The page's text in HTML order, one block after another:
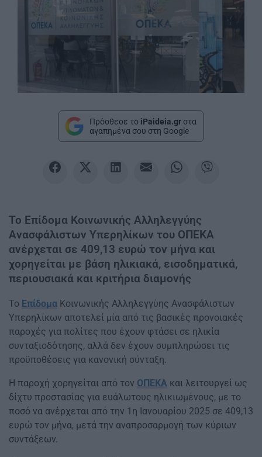
Πρόσθεσε το iPaideia.gr στα
αγαπημένα σου στη Google
Το Επίδομα Κοινωνικής Αλληλεγγύης
Ανασφάλιστων Υπερηλίκων του ΟΠΕΚΑ
ανέρχεται σε 409,13 ευρώ τον μήνα και
χορηγείται με βάση ηλικιακά, εισοδηματικά,
περιουσιακά και κριτήρια διαμονής
Το Επίδομα Κοινωνικής Αλληλεγγύης Ανασφάλιστων
Υπερηλίκων αποτελεί μία από τις βασικές προνοιακές
παροχές για πολίτες που έχουν φτάσει σε ηλικία
συνταξιοδότησης, αλλά δεν έχουν συμπληρώσει τις
προϋποθέσεις για κανονική σύνταξη.
Η παροχή χορηγείται από τον ΟΠΕΚΑ και λειτουργεί ως
δίχτυ προστασίας για ευάλωτους ηλικιωμένους, με το
ποσό να ανέρχεται από την 1η Ιανουαρίου 2025 σε 409,13
ευρώ τον μήνα, μετά την αναπροσαρμογή των κύριων
συντάξεων.